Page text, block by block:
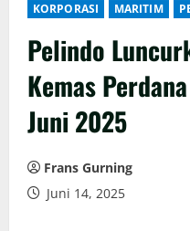
KORPORASI MARITIM
Pelindo
Kemas
Juni 2025
Frans Gurning
Juni 14, 2025